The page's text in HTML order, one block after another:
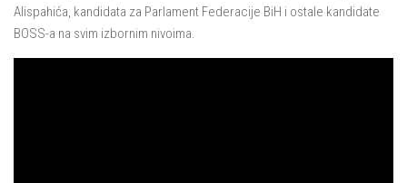
Alispahića, kandidata za Parlament Federacije BiH i ostale kandidate
BOSS-a na svim izbornim nivoima.